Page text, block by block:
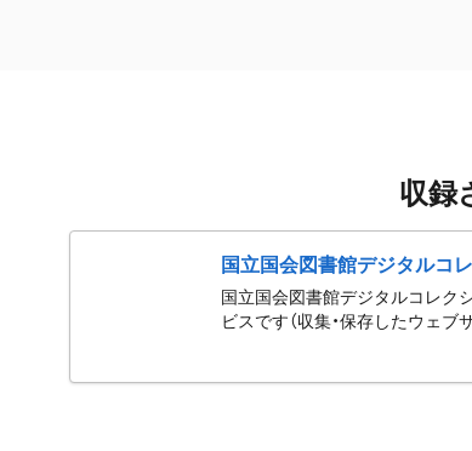
収録
国立国会図書館デジタルコ
国立国会図書館デジタルコレク
ビスです（収集・保存したウェブ